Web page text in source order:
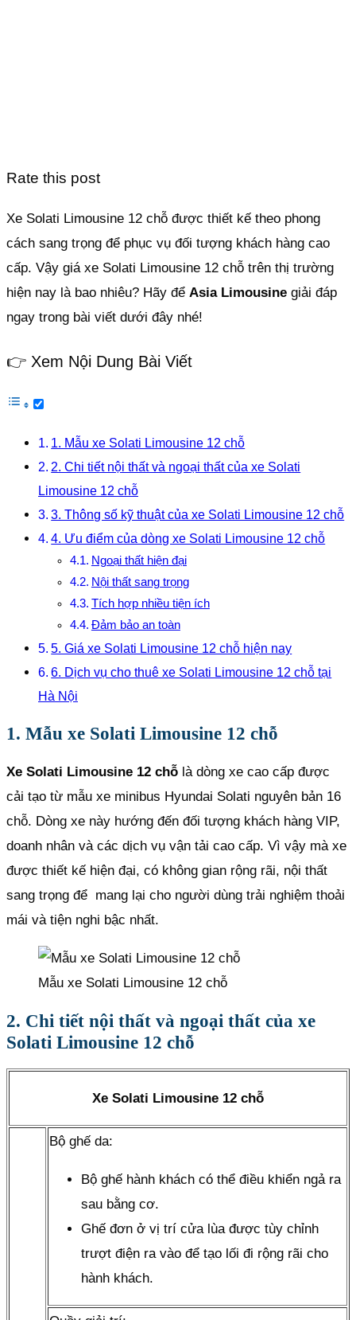
Rate this post
Xe Solati Limousine 12 chỗ được thiết kế theo phong
cách sang trọng để phục vụ đối tượng khách hàng cao
cấp. Vậy giá xe Solati Limousine 12 chỗ trên thị trường
hiện nay là bao nhiêu? Hãy để Asia Limousine giải đáp
ngay trong bài viết dưới đây nhé!
👉 Xem Nội Dung Bài Viết
1. Mẫu xe Solati Limousine 12 chỗ
2. Chi tiết nội thất và ngoại thất của xe Solati
Limousine 12 chỗ
3. Thông số kỹ thuật của xe Solati Limousine 12 chỗ
4. Ưu điểm của dòng xe Solati Limousine 12 chỗ
Ngoại thất hiện đại
Nội thất sang trọng
Tích hợp nhiều tiện ích
Đảm bảo an toàn
5. Giá xe Solati Limousine 12 chỗ hiện nay
6. Dịch vụ cho thuê xe Solati Limousine 12 chỗ tại
Hà Nội
1. Mẫu xe Solati Limousine 12 chỗ
Xe Solati Limousine 12 chỗ là dòng xe cao cấp được
cải tạo từ mẫu xe minibus Hyundai Solati nguyên bản 16
chỗ. Dòng xe này hướng đến đối tượng khách hàng VIP,
doanh nhân và các dịch vụ vận tải cao cấp. Vì vậy mà xe
được thiết kế hiện đại, có không gian rộng rãi, nội thất
sang trọng để mang lại cho người dùng trải nghiệm thoải
mái và tiện nghi bậc nhất.
Mẫu xe Solati Limousine 12 chỗ
2. Chi tiết nội thất và ngoại thất của xe
Solati Limousine 12 chỗ
Xe Solati Limousine 12 chỗ
Bộ ghế da:
Bộ ghế hành khách có thể điều khiển ngả ra
sau bằng cơ.
Ghế đơn ở vị trí cửa lùa được tùy chỉnh
trượt điện ra vào để tạo lối đi rộng rãi cho
hành khách.